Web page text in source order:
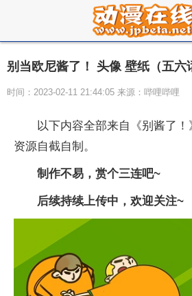
别当欧尼酱了！ 头像 壁纸（五六
时间：2023-02-11 21:44:05 来源：哔哩哔哩
以下内容全部来自《别酱了
资源自截自制。
制作不易，赏个三连吧~
后续持续上传中，欢迎关注~